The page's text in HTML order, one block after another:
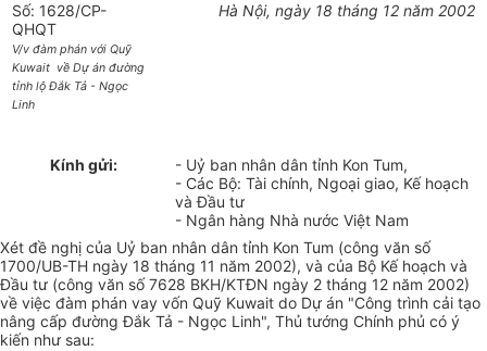
Số: 1628/CP-
QHQT
V/v đàm phán với Quỹ
Kuwait về Dự án đường
tỉnh lộ Đắk Tả - Ngọc
Linh
Hà Nội, ngày 18 tháng 12 năm 2002
Kính gửi:
- Uỷ ban nhân dân tỉnh Kon Tum,
- Các Bộ: Tài chính, Ngoại giao, Kế hoạch
và Đầu tư
- Ngân hàng Nhà nước Việt Nam
Xét đề nghị của Uỷ ban nhân dân tỉnh Kon Tum (công văn số
1700/UB-TH ngày 18 tháng 11 năm 2002), và của Bộ Kế hoạch và
Đầu tư (công văn số 7628 BKH/KTĐN ngày 2 tháng 12 năm 2002)
về việc đàm phán vay vốn Quỹ Kuwait do Dự án "Công trình cải tạo
nâng cấp đường Đắk Tả - Ngọc Linh", Thủ tướng Chính phủ có ý
kiến như sau: